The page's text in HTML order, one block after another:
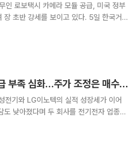
인 로보택시 카메라 모듈 공급, 미국 정부
강세를 보이고 있다. 5일 한국거
KB證 “삼성전기·LG이노텍, AI용 기판 공급 부족 심화…주가 조정은 매수 기회”
전기와 LG이노텍의 실적 성장세가 이어
낮아졌다며 두 회사를 전기전자 업종
조정은 중